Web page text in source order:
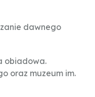
dawnego
obiadowa.
oraz muzeum im.